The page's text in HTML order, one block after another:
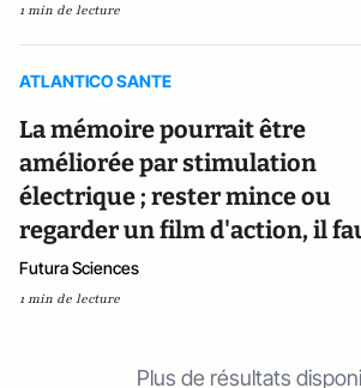
1 min de lecture
ATLANTICO SANTE
La mémoire pourrait être
améliorée par stimulation
électrique ; rester mince ou
regarder un film d'action, il
Futura Sciences
1 min de lecture
Plus de résultats